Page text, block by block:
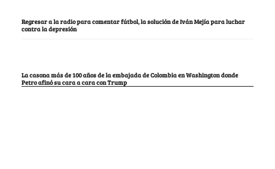
Regresar a la radio para comentar fútbol, la solución de Iván Mejía para luchar
contra la depresión
La casona más de 100 años de la embajada de Colombia en Washington donde
Petro afinó su cara a cara con Trump